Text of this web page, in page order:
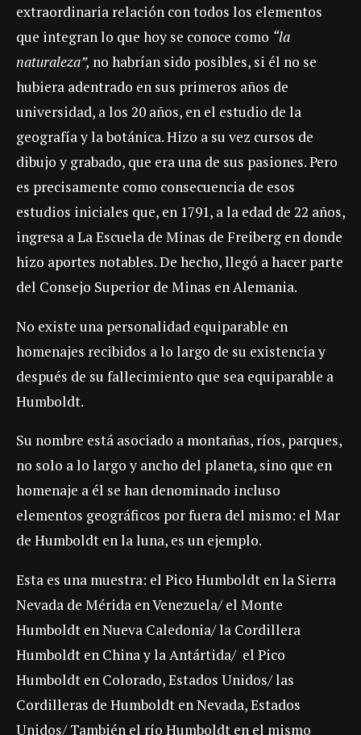
extraordinaria relación con todos los elementos
que integran lo que hoy se conoce como “la
naturaleza”, no habrían sido posibles, si él no se
hubiera adentrado en sus primeros años de
universidad, a los 20 años, en el estudio de la
geografía y la botánica. Hizo a su vez cursos de
dibujo y grabado, que era una de sus pasiones. Pero
es precisamente como consecuencia de esos
estudios iniciales que, en 1791, a la edad de 22 años,
ingresa a La Escuela de Minas de Freiberg en donde
hizo aportes notables. De hecho, llegó a hacer parte
del Consejo Superior de Minas en Alemania.
No existe una personalidad equiparable en
homenajes recibidos a lo largo de su existencia y
después de su fallecimiento que sea equiparable a
Humboldt.
Su nombre está asociado a montañas, ríos, parques,
no solo a lo largo y ancho del planeta, sino que en
homenaje a él se han denominado incluso
elementos geográficos por fuera del mismo: el Mar
de Humboldt en la luna, es un ejemplo.
Esta es una muestra: el Pico Humboldt en la Sierra
Nevada de Mérida en Venezuela/ el Monte
Humboldt en Nueva Caledonia/ la Cordillera
Humboldt en China y la Antártida/ el Pico
Humboldt en Colorado, Estados Unidos/ las
Cordilleras de Humboldt en Nevada, Estados
Unidos/ También el río Humboldt en el mismo